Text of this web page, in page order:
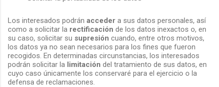
Los interesados podrán acceder a sus datos personales, así
como a solicitar la rectificación de los datos inexactos o, en
su caso, solicitar su supresión cuando, entre otros motivos,
los datos ya no sean necesarios para los fines que fueron
recogidos. En determinadas circunstancias, los interesados
podrán solicitar la limitación del tratamiento de sus datos, en
cuyo caso únicamente los conservaré para el ejercicio o la
defensa de reclamaciones.